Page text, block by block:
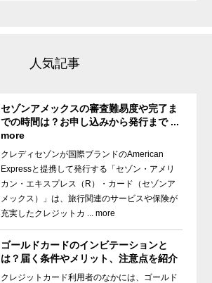
人気記事
セゾンアメックスの審査難易度や完了ま
での時間は？お申し込みから発行まで ...
more
クレディセゾンが国際ブランドのAmerican
Expressと提携して発行する「セゾン・アメリ
カン・エキスプレス（R）・カード（セゾンア
メックス）」は、旅行関連のサービスや保険が
充実したクレジットカ ... more
ゴールドカードのインビテーションと
は？届く条件やメリット、注意点を紹介
クレジットカード利用者のなかには、ゴールド